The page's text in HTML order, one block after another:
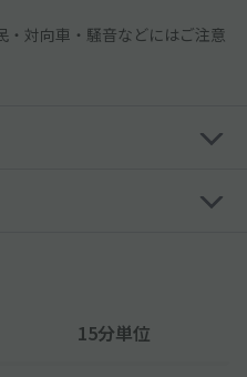
対向車・騒音などにはご注意
15分単位